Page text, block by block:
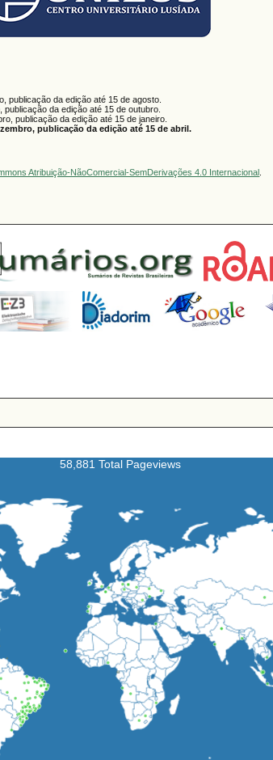
publicação da edição até 15 de agosto.
da edição até 15 de outubro.
publicação da edição até 15 de janeiro.
publicação da edição até 15 de abril.
Atribuição-NãoComercial-SemDerivações 4.0 Internacional
58,881 Total Pageviews